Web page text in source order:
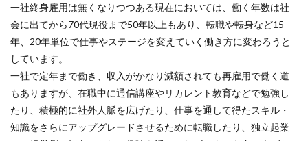
一社終身雇用は無くなりつつある現在においては、働く年数は社
会に出てから70代現役まで50年以上もあり、転職や転身など15
年、20年単位で仕事やステージを変えていく働き方に変わろうと
しています。
一社で定年まで働き、収入がかなり減額されても再雇用で働く道
もありますが、在職中に通信講座やリカレント教育などで勉強し
たり、積極的に社外人脈を広げたり、仕事を通して得たスキル・
知識をさらにアップグレードさせるために転職したり、独立起業